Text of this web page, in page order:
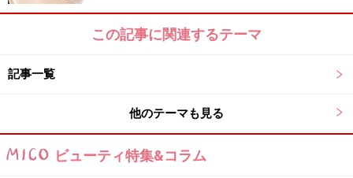
この記事に関連するテーマ
記事一覧
他のテーマも見る
ビューティ特集&コラム